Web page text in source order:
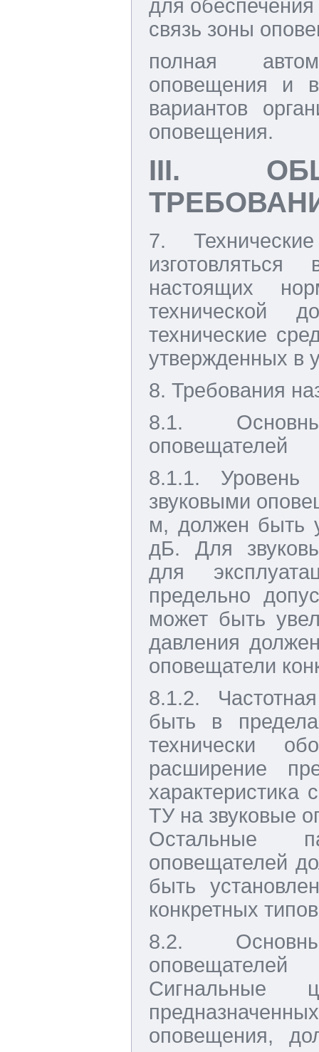
для
связь зоны
полная
оповещения и
вариантов
оповещения.
III.
7.
настоящих
технической
технические
утвержденных в
8. Требования
8.1.
оповещателей
8.1.1. Уровень
звуковыми
м, должен быть
дБ. Для
для
предельно
может быть
давления
оповещатели
8.1.2.
быть в
технически
расширение
характеристика
ТУ на звуковые
Остальные
оповещателей
быть
конкретных
8.2.
оповещателей
Сигнальные
оповещения,